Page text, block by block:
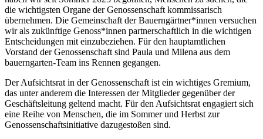
die wichtigsten Organe der Genossenschaft kommissarisch
übernehmen. Die Gemeinschaft der Bauerngärtner*innen versuchen
wir als zukünftige Genoss*innen partnerschaftlich in die wichtigen
Entscheidungen mit einzubeziehen. Für den hauptamtlichen
Vorstand der Genossenschaft sind Paula und Milena aus dem
bauerngarten-Team ins Rennen gegangen.
Der Aufsichtsrat in der Genossenschaft ist ein wichtiges Gremium,
das unter anderem die Interessen der Mitglieder gegenüber der
Geschäftsleitung geltend macht. Für den Aufsichtsrat engagiert sich
eine Reihe von Menschen, die im Sommer und Herbst zur
Genossenschaftsinitiative dazugestoßen sind.